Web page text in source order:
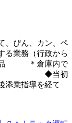
、びん、カン、ペ
る業務（行政から
品 ＊倉庫内で
業 ◆当初
添乗指導を経て